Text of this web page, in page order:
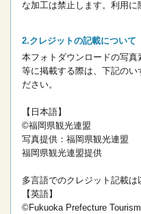
な加工は禁止します。 利用に
クレジットの記載について
本フォトダウンロードの写
等に掲載する際は、下記のい
ださい。
【日本語】
©福岡県観光連盟
写真提供：福岡県観光連盟
福岡県観光連盟提供
多言語でのクレジット記載は
【英語】
©Fukuoka Prefecture